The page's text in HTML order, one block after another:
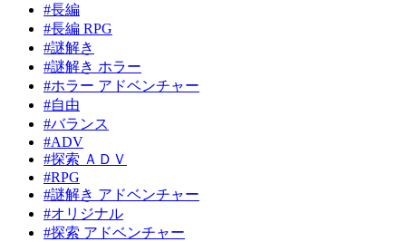
#長編
#長編 RPG
#謎解き
#謎解き ホラー
#ホラー アドベンチャー
#自由
#バランス
#ADV
#探索 ＡＤＶ
#RPG
#謎解き アドベンチャー
#オリジナル
#探索 アドベンチャー